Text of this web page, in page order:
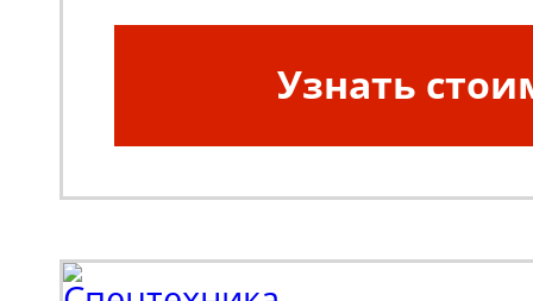
Узнать